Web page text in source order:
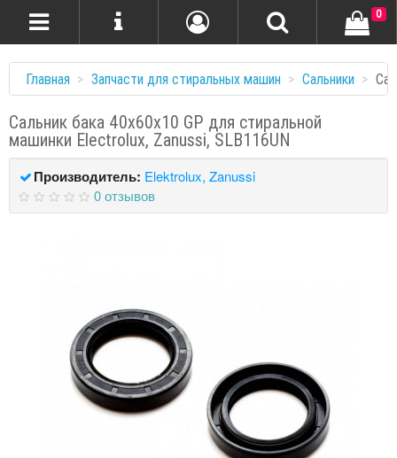
0
Главная Запчасти для стиральных машин Сальники
Сальник бака 40x60x10 GP для стиральной
машинки Electrolux, Zanussi, SLB116UN
Производитель: Elektrolux, Zanussi
0 отзывов